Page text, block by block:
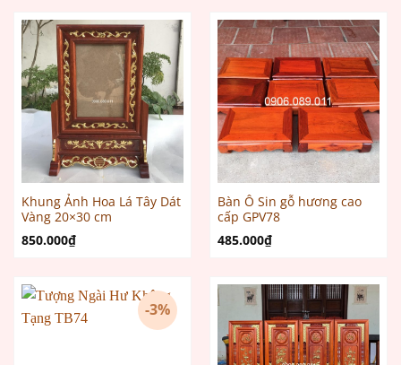
Khung Ảnh Hoa Lá Tây Dát
Vàng 20×30 cm
850.000₫
Bàn Ô Sin gỗ hương cao
cấp GPV78
485.000₫
-3%